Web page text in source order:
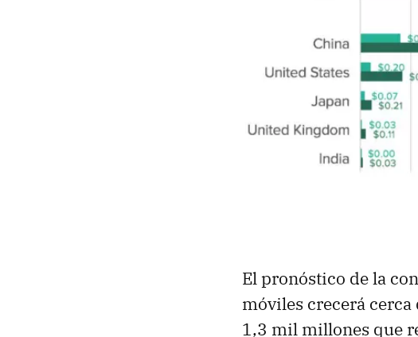
El pronóstico de la
móviles crecerá cerca
1,3 mil millones que